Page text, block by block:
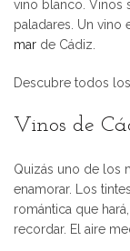
vino blanco. Vinos
paladares. Un vino
mar de Cádiz.
Descubre todos
Vinos de
Quizás uno de los
enamorar. Los
romántica que
recordar. El aire